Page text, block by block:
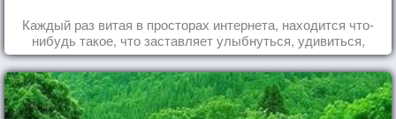
Каждый раз витая в просторах интернета, находится что-
нибудь такое, что заставляет улыбнуться, удивиться,
восхититься...